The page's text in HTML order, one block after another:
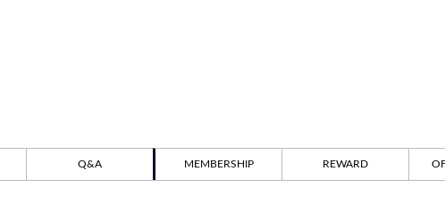
Q&A MEMBERSHIP REWARD